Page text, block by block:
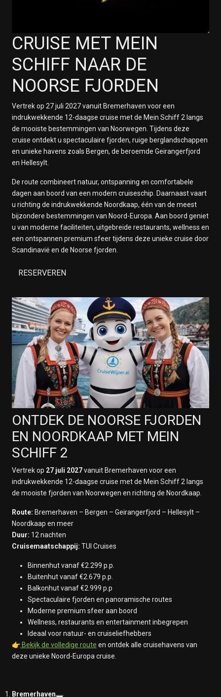
CRUISE MET MEIN
SCHIFF NAAR DE
NOORSE FJORDEN
Vertrek op 27 juli 2027 vanuit Bremerhaven voor een
indrukwekkende 12-daagse cruise met de Mein Schiff 2 langs
de mooiste bestemmingen van Noorwegen . Tijdens deze
cruise ontdekt u spectaculaire fjorden, ruige berglandschappen
en unieke havens zoals Bergen, de beroemde Geirangerfjord
en Hellesylt
De route combineert natuur, ontspanning en comfortabele
dagen aan boord van een modern cruiseschip. Daarnaast vaart
u richting de indrukwekkende Noordkaap, één van de meest
bijzondere bestemmingen van Noord-Europa. Aan boord geniet
u van moderne faciliteiten, uitgebreide restaurants, wellness en
een ontspannen premium sfeer tijdens deze unieke cruise door
Scandinavië en de Noorse fjorden.
RESERVEREN
ONTDEK DE NOORSE FJORDEN
EN NOORDKAAP MET MEIN
SCHIFF 2
Vertrek op 27 juli 2027vanuit Bremerhaven voor een
indrukwekkende 12-daagse cruise met de Mein Schiff 2 langs
de mooiste fjorden van Noorwegen en richting de Noordkaap.
Route: Bremerhaven – Bergen – Geirangerfjord – Hellesylt –
Noordkaap en meer
Duur: 12 nachten
Cruisemaatschappij: TUI Cruises
Binnenhut vanaf €2.299 p.p.
Buitenhut vanaf €2.679 p.p.
Balkonhut vanaf €2.999 p.p
Spectaculaire fjorden en panoramische routes
Moderne premium sfeer aan boord
Wellness, restaurants en entertainment inbegrepen
Ideaal voor natuur- en cruiseliefhebbers
👉 Bekijk de volledige route en ontdek alle cruisehavens van
deze unieke Noord-Europa cruise.
Bremerhaven